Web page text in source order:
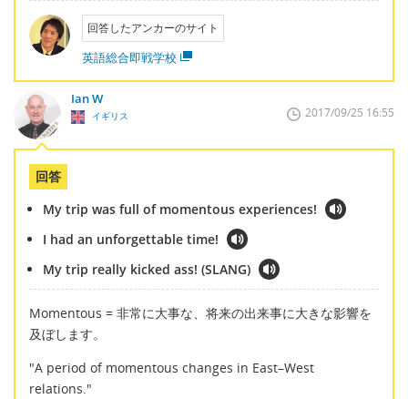
回答したアンカーのサイト
英語総合即戦学校
Ian W
イギリス 2017/09/25 16:55
回答
My trip was full of momentous experiences!
I had an unforgettable time!
My trip really kicked ass! (SLANG)
Momentous = 非常に大事な、将来の出来事に大きな影響を
及ぼします。
"A period of momentous changes in East–West
relations."